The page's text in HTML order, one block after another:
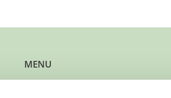
MENU
Kun je steun gebruiken?